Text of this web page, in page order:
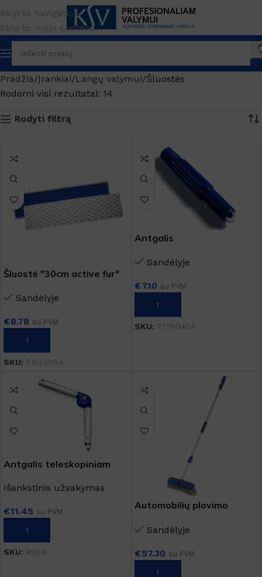
Skip to navigation
Skip to main content
Pradžia Įrankiai Langų valymui Šluostės
Rodomi visi rezultatai: 14
Rodyti filtrą
Šluostė "30cm active fur"
Sandėlyje
€8.78 su PVM
Į KREPŠELĮ
SKU: PN0306A
Antgalis
Sandėlyje
€7.10 su PVM
Į KREPŠELĮ
SKU: P179040A
Antgalis teleskopiniam
Išankstinis užsakymas
€11.45 su PVM
Į KREPŠELĮ
SKU: 9088
Automobilių plovimo
Sandėlyje
€57.30 su PVM
Į KREPŠELĮ